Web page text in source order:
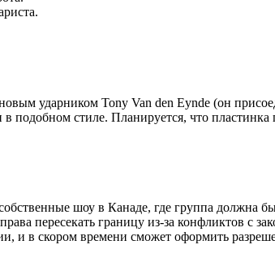
ударником Tony Van den Eynde (он
стиле. Планируется, что пластинка
шоу в Канаде, где группа должна
пересекать границу из-за конфликтов с
и в скором времени сможет оформить